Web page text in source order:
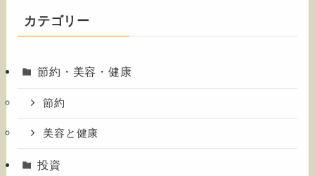
カテゴリー
節約・美容・健康
節約
美容と健康
投資